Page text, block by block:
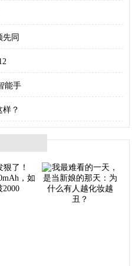
先同
能手
？